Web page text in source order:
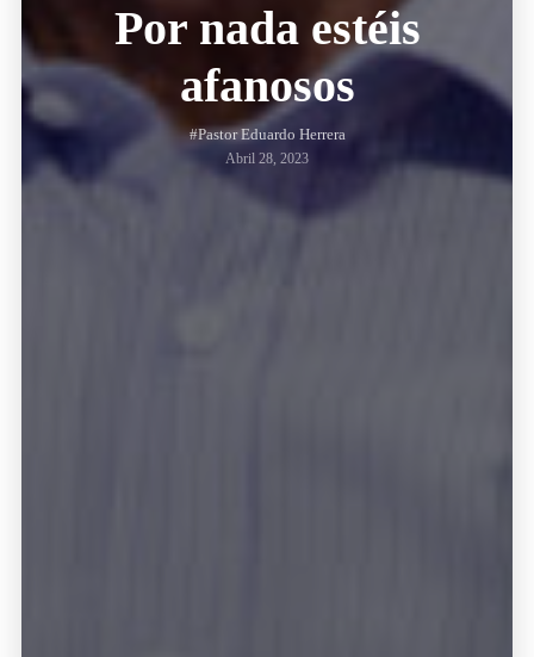
Por nada estéis
afanosos
#Pastor Eduardo Herrera
Abril 28, 2023